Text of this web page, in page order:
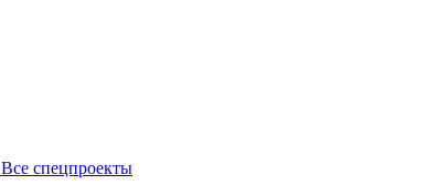
Все спецпроекты